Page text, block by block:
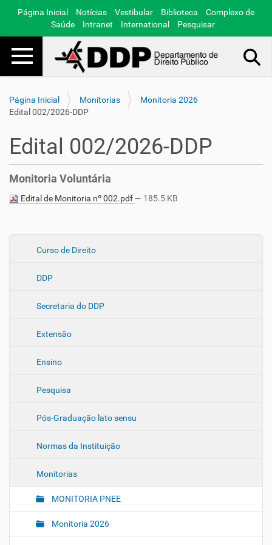
Página Inicial Notícias Vestibular Biblioteca
Complexo de
Saúde
Intranet International Pesquisar
Toggle navigation
Página Inicial
Monitorias
Monitoria 2026
Edital 002/2026-DDP
Curso de Direito
DDP
Secretaria do DDP
Extensão
Ensino
Pesquisa
Pós-Graduação lato sensu
Normas da Instituição
Monitorias
MONITORIA PNEE
Monitoria 2026
Edital 002/2026-DDP
Monitoria Voluntária
Edital de Monitoria nº 002.pdf— 185.5 KB